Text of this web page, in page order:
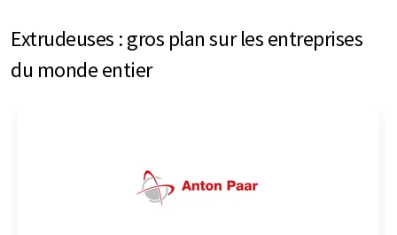
Extrudeuses : gros plan sur les entreprises
du monde entier